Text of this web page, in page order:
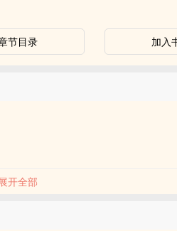
节目录 加入
案被侦破的事实──凶手早已自首。
开全部